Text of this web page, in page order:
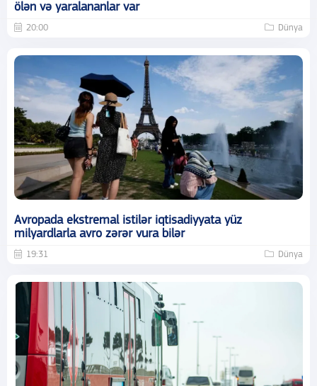
ölən və yaralananlar var
20:00 Dünya
Avropada ekstremal istilər iqtisadiyyata yüz
milyardlarla avro zərər vura bilər
19:31 Dünya